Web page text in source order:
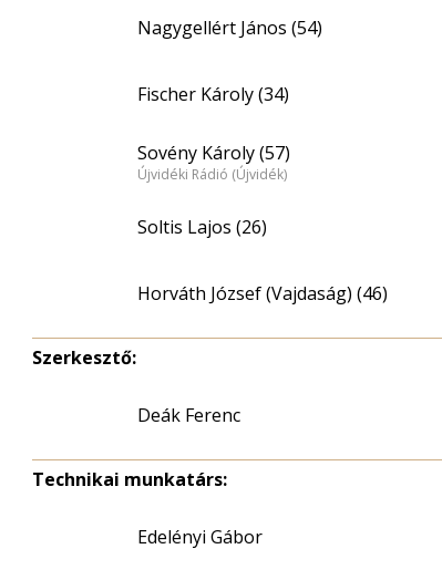
Nagygellért János (54)
Fischer Károly (34)
Sovény Károly (57)
Újvidéki Rádió (Újvidék)
Soltis Lajos (26)
Horváth József (Vajdaság) (46)
Szerkesztő:
Deák Ferenc
Technikai munkatárs:
Edelényi Gábor